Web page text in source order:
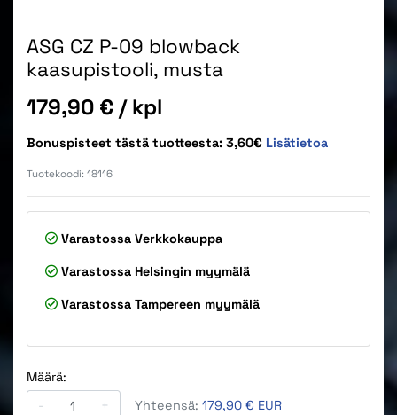
ASG CZ P-09 blowback
kaasupistooli, musta
Hinta
179,90 € / kpl
Bonuspisteet tästä tuotteesta: 3,60€ Lisätietoa
Tuotekoodi: 18116
Varastossa Verkkokauppa
Varastossa Helsingin myymälä
Varastossa Tampereen myymälä
Määrä:
-
+ Yhteensä: 179,90 € EUR